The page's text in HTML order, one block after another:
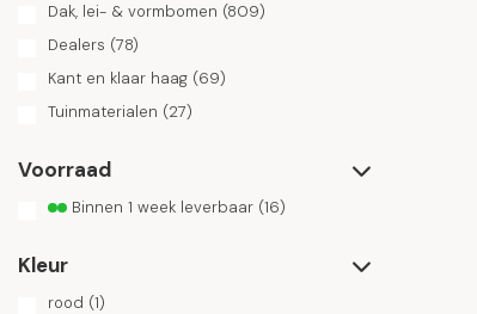
Cotoneaster(4)
Crataegus
Cryptomeria(3)
Cupressocyparis
Deschampsia
Elaeagnus(30)
Ficus
Dak, lei- & vormbomen (809)
Dealers (78)
Kant en klaar haag (69)
Tuinmaterialen (27)
Voorraad
Binnen 1 week leverbaar (16)
Kleur
rood (1)